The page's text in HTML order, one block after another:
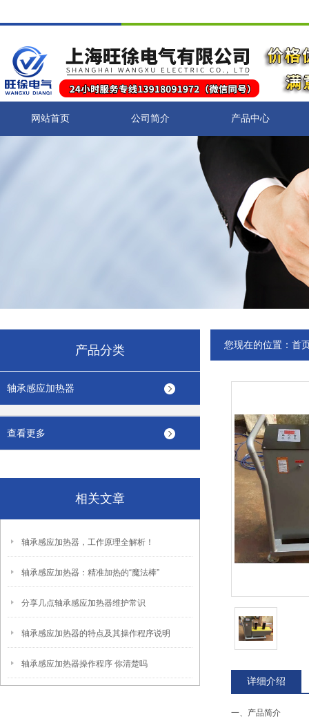
网站首页 公司简介 产品中心
产品分类
轴承感应加热器
查看更多
相关文章
轴承感应加热器，工作原理全解析！
轴承感应加热器：精准加热的“魔法棒”
分享几点轴承感应加热器维护常识
轴承感应加热器的特点及其操作程序说明
轴承感应加热器操作程序 你清楚吗
您现在的位置： 首
详细介绍
一、产品简介